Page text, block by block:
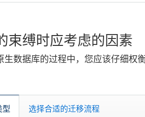
束缚时应考虑的因素
生数据库的过程中，您应该仔细权
型 选择合适的迁移流程